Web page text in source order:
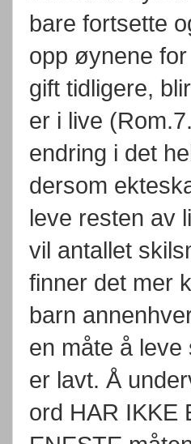
bare fortsette
opp øynene
gift tidligere,
er i live
endring i det
dersom
leve resten av
vil antallet
finner det mer
barn
en måte å leve
er lavt. Å
ord HAR IKKE